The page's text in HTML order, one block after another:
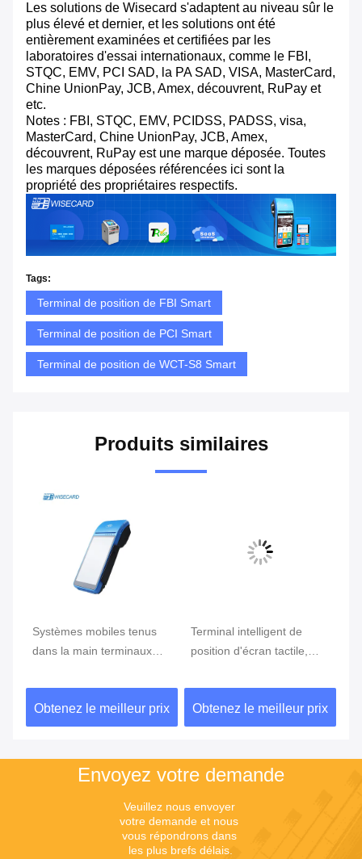
Les solutions de Wisecard s'adaptent au niveau sûr le
plus élevé et dernier, et les solutions ont été
entièrement examinées et certifiées par les
laboratoires d'essai internationaux, comme le FBI,
STQC, EMV, PCI SAD, la PA SAD, VISA, MasterCard,
Chine UnionPay, JCB, Amex, découvrent, RuPay et
etc.
Notes : FBI, STQC, EMV, PCIDSS, PADSS, visa,
MasterCard, Chine UnionPay, JCB, Amex,
découvrent, RuPay est une marque déposée. Toutes
les marques déposées référencées ici sont la
propriété des propriétaires respectifs.
Tags:
Terminal de position de FBI Smart
Terminal de position de PCI Smart
Terminal de position de WCT-S8 Smart
Produits similaires
Systèmes mobiles tenus
dans la main terminaux
position du BORD GPRS
5800mAh de position de
NFC de FBI
Obtenez le meilleur prix
Terminal intelligent de
position d'écran tactile,
lecteur d'empreintes
digitales
Obtenez le meilleur prix
Envoyez votre demande
Veuillez nous envoyer
votre demande et nous
vous répondrons dans
les plus brefs délais.